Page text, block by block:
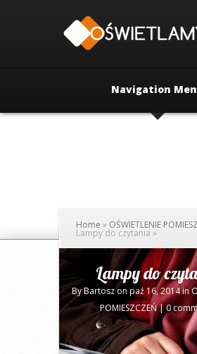
Navigation
Home » OŚWIETLENIE
Lampy do czytania »
Lampy do
ByBartoszon paź 16, 2014 in
POMIESZCZEŃ|0